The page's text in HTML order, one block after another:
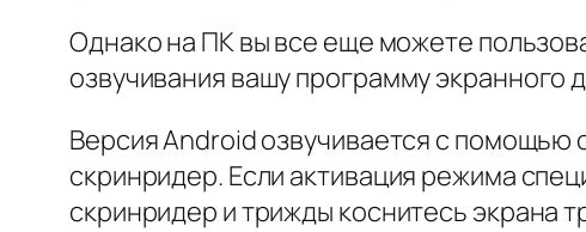
Однако на ПК вы все еще можете
озвучивания вашу программу экранного
Версия Android озвучивается с помощью
скринридер. Если активация режима
скринридер и трижды коснитесь экрана